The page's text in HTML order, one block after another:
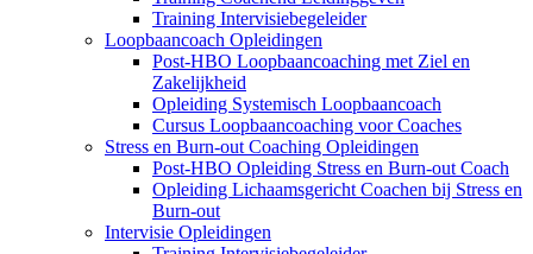
Training Intervisiebegeleider
Loopbaancoach Opleidingen
Post-HBO Loopbaancoaching met Ziel en
Zakelijkheid
Opleiding Systemisch Loopbaancoach
Cursus Loopbaancoaching voor Coaches
Stress en Burn-out Coaching Opleidingen
Post-HBO Opleiding Stress en Burn-out Coach
Opleiding Lichaamsgericht Coachen bij Stress en
Burn-out
Intervisie Opleidingen